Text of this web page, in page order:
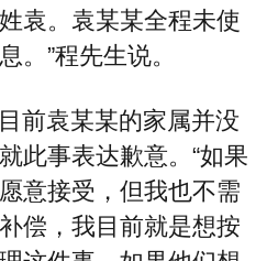
袁。袁某某全程未使
。”程先生说。
前袁某某的家属并没
此事表达歉意。“如果
意接受，但我也不需
偿，我目前就是想按